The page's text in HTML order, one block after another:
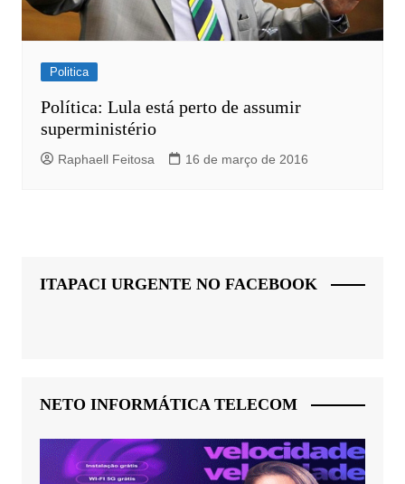
Politica
Política: Lula está perto de assumir
superministério
Raphaell Feitosa 16 de março de 2016
ITAPACI URGENTE NO FACEBOOK
NETO INFORMÁTICA TELECOM